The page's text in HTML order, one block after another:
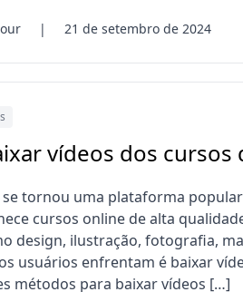
| 21 de setembro de 2024
vídeos dos cursos
se tornou uma plataforma
cursos online de alta
design, ilustração, fotografia,
usuários enfrentam é baixar
métodos para baixar vídeos […]